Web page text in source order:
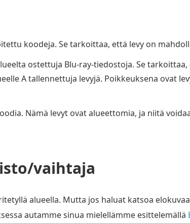
koodeja. Se tarkoittaa, että levy on
ostettuja Blu-ray-tiedostoja. Se
A tallennettuja levyjä. Poikkeuksena ovat
Nämä levyt ovat alueettomia, ja niitä
vaihtaja
alueella. Mutta jos haluat katsoa
autamme sinua mielellämme esittelemällä